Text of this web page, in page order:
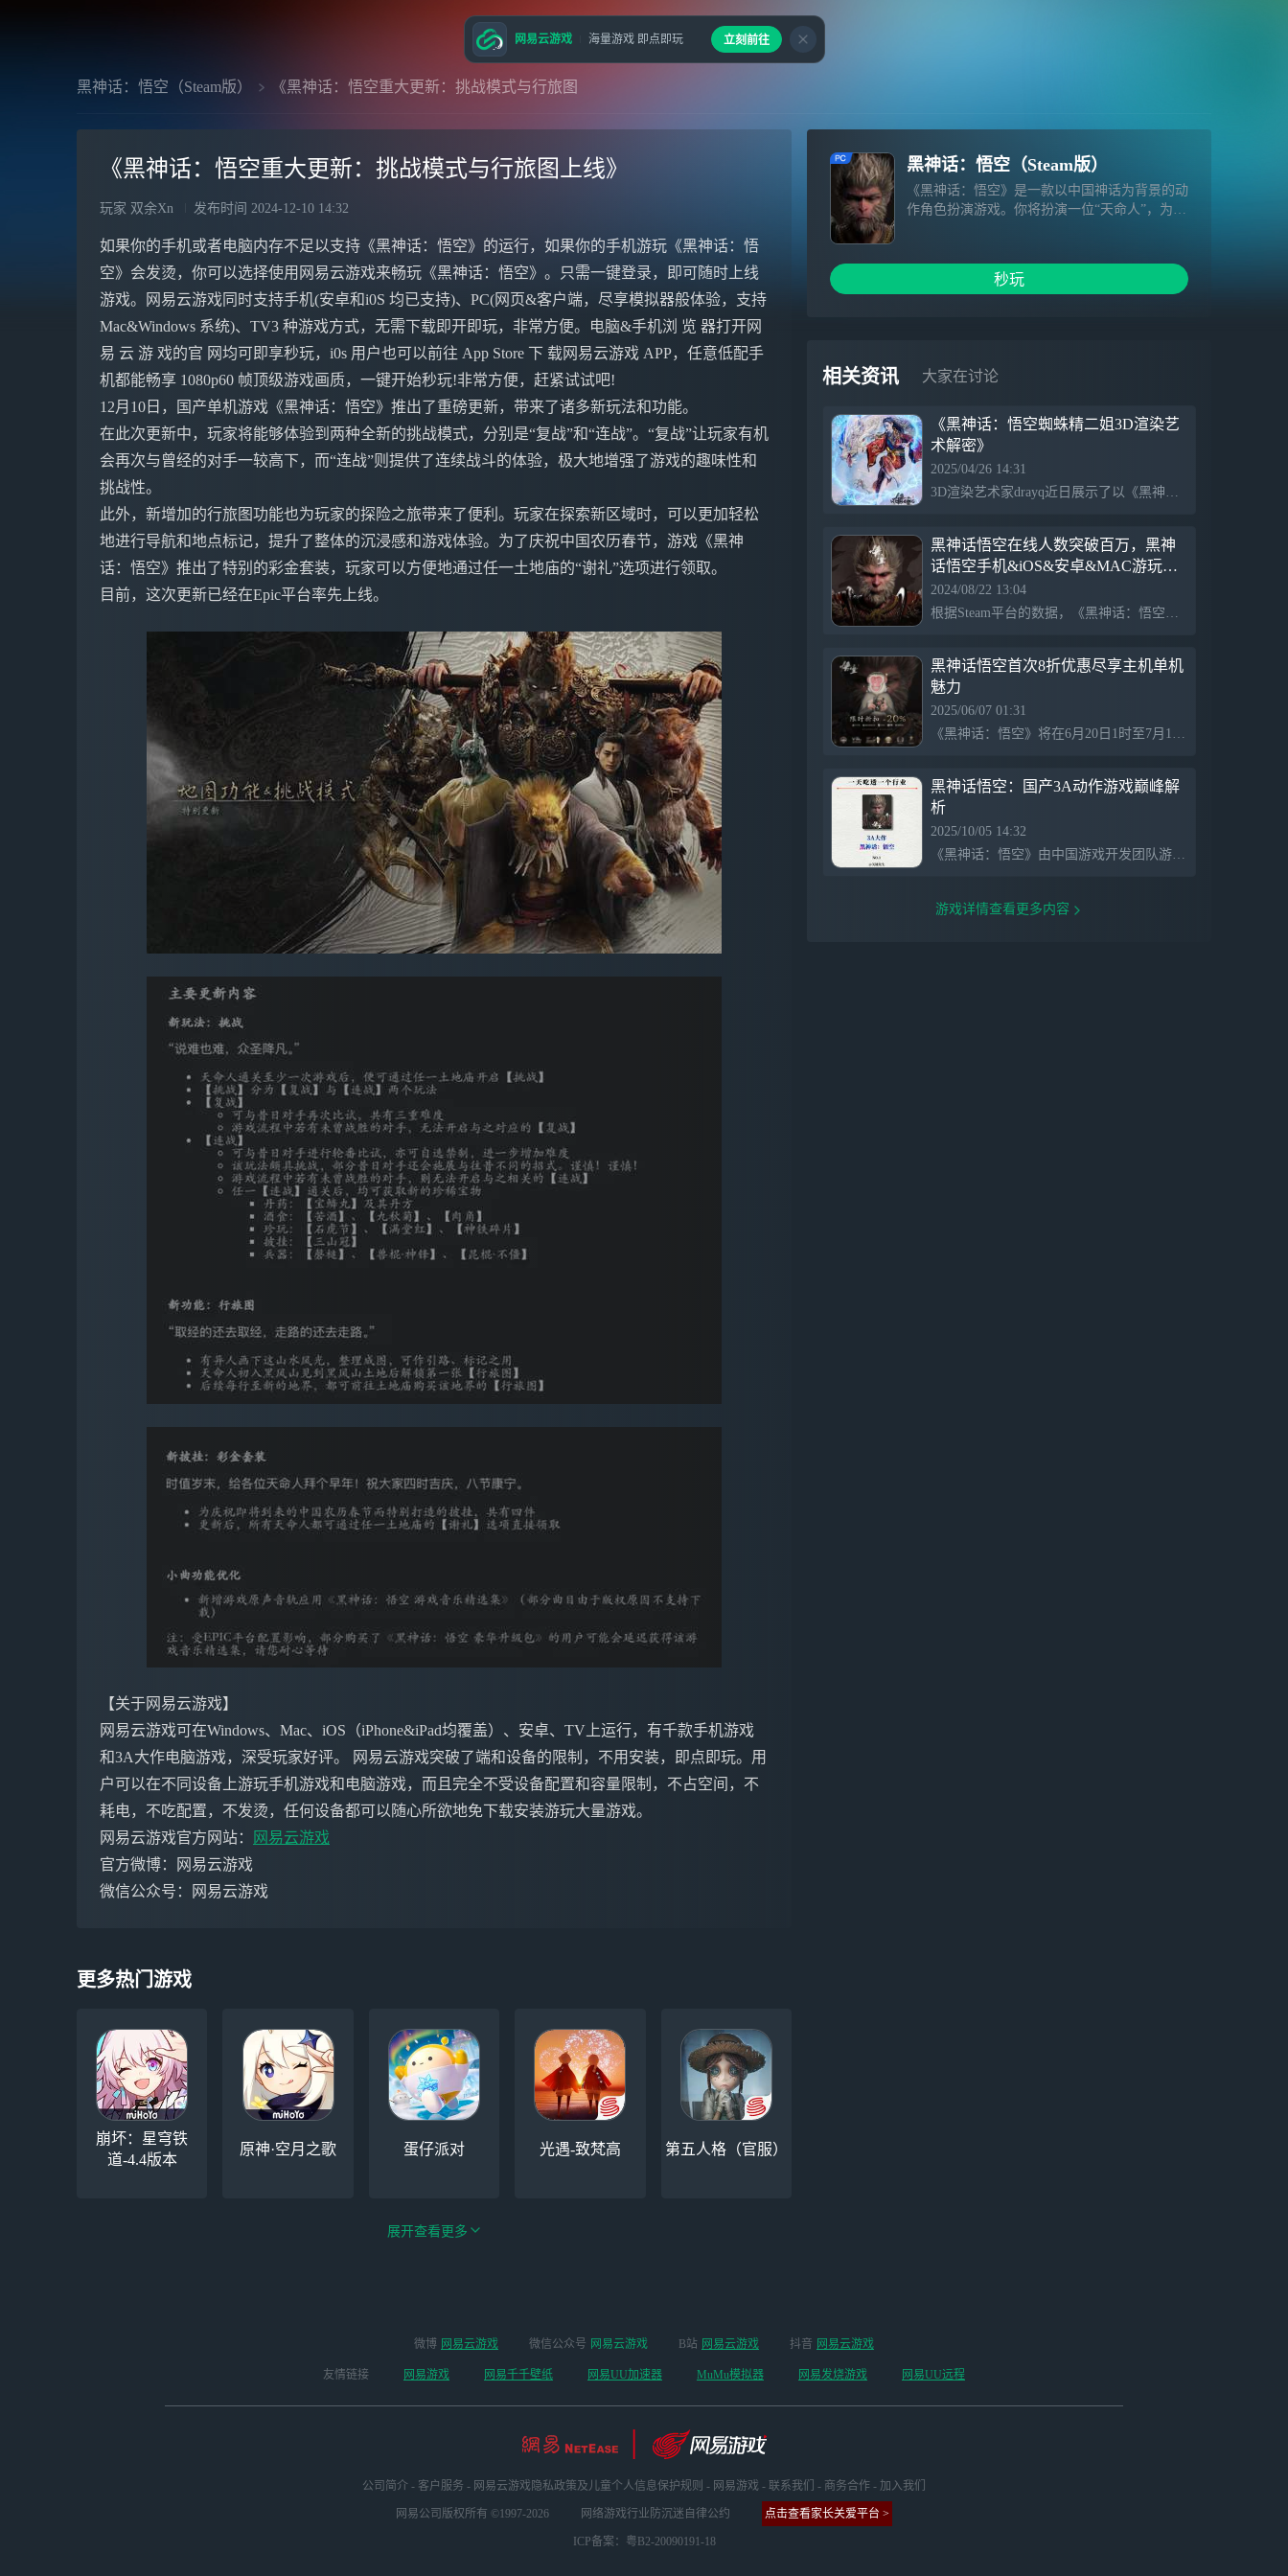
黑神话：悟空（Steam版） 《黑神话：悟空重大更新：挑战模式与行旅图
《黑神话：悟空重大更新：挑战模式与行旅图上线》
玩家 双余Xn 发布时间 2024-12-10 14:32
如果你的手机或者电脑内存不足以支持《黑神话：悟空》的运行，如果你的手机游玩《黑神话：悟
空》会发烫，你可以选择使用网易云游戏来畅玩《黑神话：悟空》。只需一键登录，即可随时上线
游戏。网易云游戏同时支持手机(安卓和i0S 均已支持)、PC(网页&客户端，尽享模拟器般体验，支持
Mac&Windows 系统)、TV3 种游戏方式，无需下载即开即玩，非常方便。电脑&手机浏 览 器打开网
易 云 游 戏的官 网均可即享秒玩，i0s 用户也可以前往 App Store 下 载网易云游戏 APP，任意低配手
机都能畅享 1080p60 帧顶级游戏画质，一键开始秒玩!非常方便，赶紧试试吧!
12月10日，国产单机游戏《黑神话：悟空》推出了重磅更新，带来了诸多新玩法和功能。
在此次更新中，玩家将能够体验到两种全新的挑战模式，分别是“复战”和“连战”。“复战”让玩家有机
会再次与曾经的对手一较高下，而“连战”则提供了连续战斗的体验，极大地增强了游戏的趣味性和
挑战性。
此外，新增加的行旅图功能也为玩家的探险之旅带来了便利。玩家在探索新区域时，可以更加轻松
地进行导航和地点标记，提升了整体的沉浸感和游戏体验。为了庆祝中国农历春节，游戏《黑神
话：悟空》推出了特别的彩金套装，玩家可以方便地通过任一土地庙的“谢礼”选项进行领取。
目前，这次更新已经在Epic平台率先上线。
【关于网易云游戏】
网易云游戏可在Windows、Mac、iOS（iPhone&iPad均覆盖）、安卓、TV上运行，有千款手机游戏
和3A大作电脑游戏，深受玩家好评。 网易云游戏突破了端和设备的限制，不用安装，即点即玩。用
户可以在不同设备上游玩手机游戏和电脑游戏，而且完全不受设备配置和容量限制，不占空间，不
耗电，不吃配置，不发烫，任何设备都可以随心所欲地免下载安装游玩大量游戏。
网易云游戏官方网站：
网易云游戏
官方微博：网易云游戏
微信公众号：网易云游戏
黑神话：悟空（Steam版）
《黑神话：悟空》是一款以中国神话为背景的动
作角色扮演游戏。你将扮演一位“天命人”，为了
秒玩
相关资讯 大家在讨论
《黑神话：悟空蜘蛛精二姐3D渲染艺
术解密》
2025/04/26 14:31
3D渲染艺术家drayq近日展示了以《黑神话：悟空》中的蜘蛛精二姐为主题的最新作品，画面中她光着双脚坐在树枝上，手握酒瓶，尽享闲适时光，展现了极高的艺术水平。
黑神话悟空在线人数突破百万，黑神
话悟空手机&iOS&安卓&MAC游玩攻
略
2024/08/22 13:04
根据Steam平台的数据，《黑神话：悟空》在上线一小时后，Steam在线人数突破了一百万。上线不久后，该游戏的同时在线人数已经超过了150万，并且成为了同时在线玩家最多的付费买断制单机游戏。为助力国产
黑神话悟空首次8折优惠尽享主机单机
魅力
2025/06/07 01:31
《黑神话：悟空》将在6月20日1时至7月11日1时开启8折优惠，这是游戏首次推出较大折扣，玩家们不容错过。
黑神话悟空：国产3A动作游戏巅峰解
析
2025/10/05 14:32
《黑神话：悟空》由中国游戏开发团队游戏科学制作，基于《西游记》背景，讲述孙悟空封斗战胜佛后消失，玩家扮演“天命人”探索取经传说真相的冒险故事，展示中国本土开发商在3A大作领域的突破与实力。
游戏详情查看更多内容
更多热门游戏
崩坏：星穹铁
道-4.4版本
原神·空月之歌 蛋仔派对 光遇-致梵高 第五人格（官服）
逆水寒手游（全新
版本开启 ）
云手机 阴阳师
展开查看更多
网易云游戏 海量游戏 即点即玩 立刻前往
微博 网易云游戏 微信公众号 网易云游戏 B站 网易云游戏 抖音 网易云游戏
友情链接 网易游戏 网易千千壁纸 网易UU加速器 MuMu模拟器 网易发烧游戏 网易UU远程
公司简介 - 客户服务 - 网易云游戏隐私政策及儿童个人信息保护规则 - 网易游戏 - 联系我们 - 商务合作 - 加入我们
网易公司版权所有 ©1997-2026 网络游戏行业防沉迷自律公约 点击查看家长关爱平台 >
ICP备案：粤B2-20090191-18